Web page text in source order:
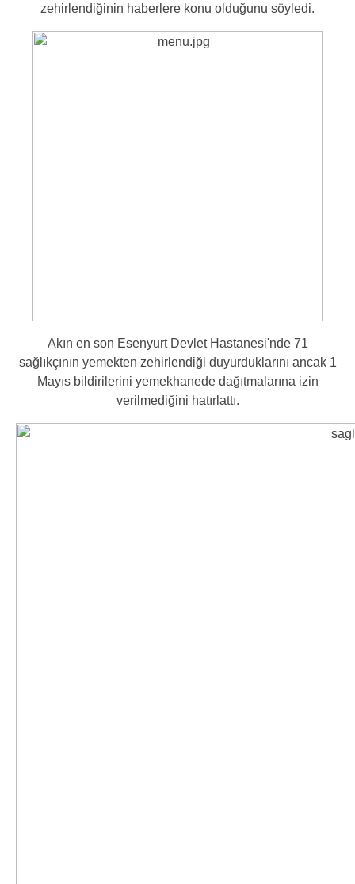
zehirlendiğinin haberlere konu olduğunu söyledi.
Akın en son Esenyurt Devlet Hastanesi'nde 71
sağlıkçının yemekten zehirlendiği duyurduklarını ancak 1
Mayıs bildirilerini yemekhanede dağıtmalarına izin
verilmediğini hatırlattı.